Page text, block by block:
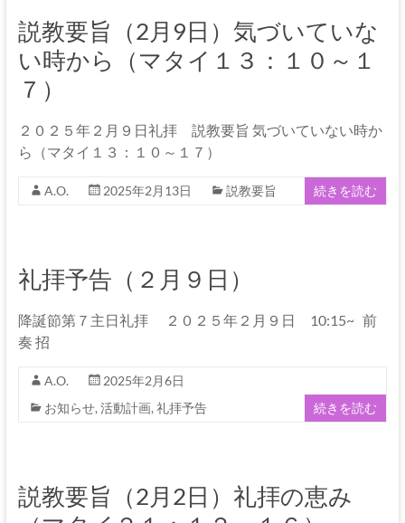
説教要旨（2月9日）気づいていな
い時から（マタイ１３：１０～１
７）
２０２５年２月９日礼拝 説教要旨 気づいていない時か
ら（マタイ１３：１０～１７）
A.O. 2025年2月13日 説教要旨 続きを読む
礼拝予告（２月９日）
降誕節第７主日礼拝 ２０２５年２月９日 10:15~ 前
奏 招
A.O.
2025年2月6日
お知らせ, 活動計画, 礼拝予告 続きを読む
説教要旨（2月2日）礼拝の恵み